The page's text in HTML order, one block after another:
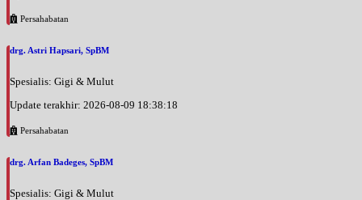
Persahabatan
drg. Astri Hapsari, SpBM
Spesialis: Gigi & Mulut
Update terakhir: 2026-08-09 18:38:18
Persahabatan
drg. Arfan Badeges, SpBM
Spesialis: Gigi & Mulut